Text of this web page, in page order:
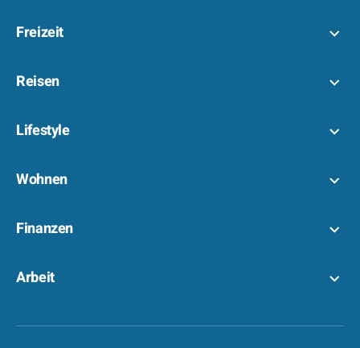
Freizeit
Reisen
Lifestyle
Wohnen
Finanzen
Arbeit